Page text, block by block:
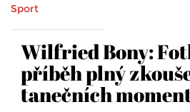
Sport
Wilfried Bony:
příběh plný
tanečních